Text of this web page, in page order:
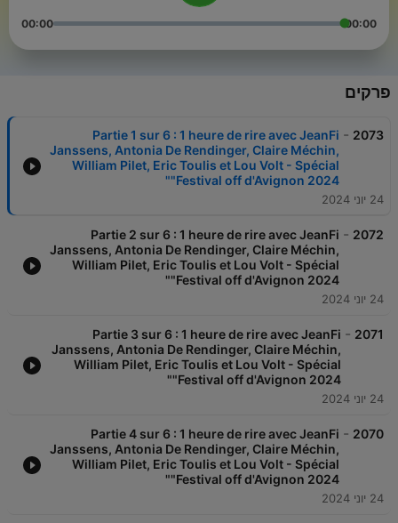
00:00
00:00
פרקים
2073
-
Partie 1 sur 6 : 1 heure de rire avec JeanFi
Janssens, Antonia De Rendinger, Claire Méchin,
William Pilet, Eric Toulis et Lou Volt - Spécial
"Festival off d'Avignon 2024"
24 יוני 2024
2072
-
Partie 2 sur 6 : 1 heure de rire avec JeanFi
Janssens, Antonia De Rendinger, Claire Méchin,
William Pilet, Eric Toulis et Lou Volt - Spécial
"Festival off d'Avignon 2024"
24 יוני 2024
2071
-
Partie 3 sur 6 : 1 heure de rire avec JeanFi
Janssens, Antonia De Rendinger, Claire Méchin,
William Pilet, Eric Toulis et Lou Volt - Spécial
"Festival off d'Avignon 2024"
24 יוני 2024
2070
-
Partie 4 sur 6 : 1 heure de rire avec JeanFi
Janssens, Antonia De Rendinger, Claire Méchin,
William Pilet, Eric Toulis et Lou Volt - Spécial
"Festival off d'Avignon 2024"
24 יוני 2024